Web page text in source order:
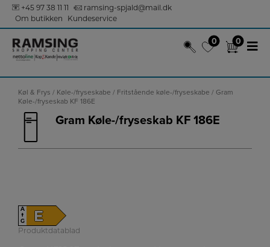
Hop
indholdet
+45 97 38 11 11
ramsing-spjald@mail.dk
Om butikken
Kundeservice
0
0 0
0
Køl & Frys / Køle-/fryseskabe / Fritstående køle-/fryseskabe / Gram
Køle-/fryseskab KF 186E
Gram Køle-/fryseskab KF 186E
A
↑
G
E
Produktdatablad